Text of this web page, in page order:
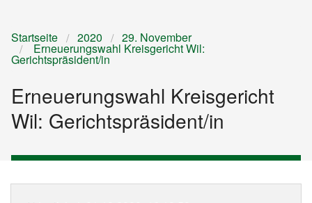
Startseite 2020 29. November
Erneuerungswahl Kreisgericht Wil:
Gerichtspräsident/in
Erneuerungswahl Kreisgericht
Wil: Gerichtspräsident/in